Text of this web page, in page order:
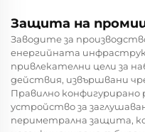
Защита на
Заводите за
енергийната
привлекателни цели за
действия, извършвани
Правилно конфигурирано
устройство за
периметрална защита,